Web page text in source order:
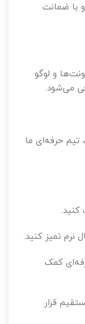
با ضمانت
و لوگو
می‌شود.
تیم حرفه‌ای ما
کنید.
نرم تمیز کنید.
کمک
قرار